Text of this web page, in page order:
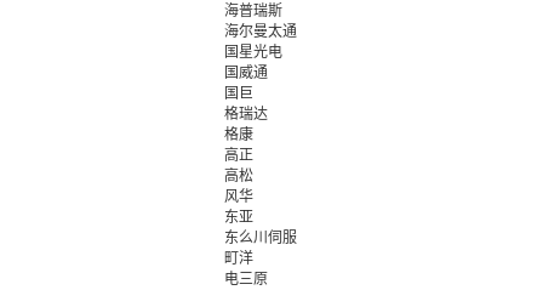
海普瑞斯
海尔曼太通
国星光电
国威通
国巨
格瑞达
格康
高正
高松
风华
东亚
东么川伺服
町洋
电三原